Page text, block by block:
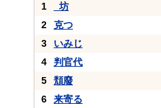
1
_坊
2
克つ
3
いみじ
4
判官代
5
頽廢
6
来寄る